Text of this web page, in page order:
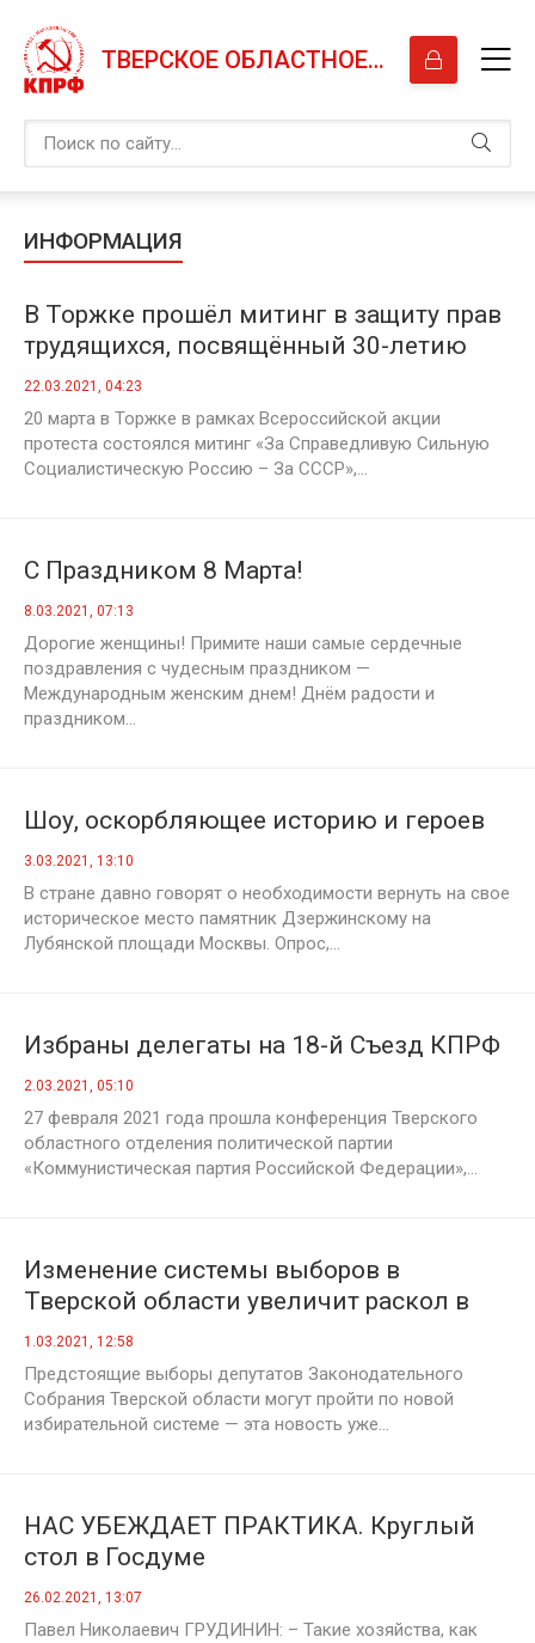
ТВЕРСКОЕ ОБЛАСТНОЕ ОТДЕЛЕНИЕ КПРФ
ИНФОРМАЦИЯ
В Торжке прошёл митинг в защиту прав
трудящихся, посвящённый 30-летию
референдума о сохранении СССР
22.03.2021, 04:23
20 марта в Торжке в рамках Всероссийской акции
протеста состоялся митинг «За Справедливую Сильную
Социалистическую Россию – За СССР»,...
С Праздником 8 Марта!
8.03.2021, 07:13
Дорогие женщины! Примите наши самые сердечные
поздравления с чудесным праздником —
Международным женским днем! Днём радости и
праздником...
Шоу, оскорбляющее историю и героев
3.03.2021, 13:10
В стране давно говорят о необходимости вернуть на свое
историческое место памятник Дзержинскому на
Лубянской площади Москвы. Опрос,...
Избраны делегаты на 18-й Съезд КПРФ
2.03.2021, 05:10
27 февраля 2021 года прошла конференция Тверского
областного отделения политической партии
«Коммунистическая партия Российской Федерации»,...
Изменение системы выборов в
Тверской области увеличит раскол в
обществе, полагает Андрей Истомин
1.03.2021, 12:58
Предстоящие выборы депутатов Законодательного
Собрания Тверской области могут пройти по новой
избирательной системе — эта новость уже...
НАС УБЕЖДАЕТ ПРАКТИКА. Круглый
стол в Госдуме
26.02.2021, 13:07
Павел Николаевич ГРУДИНИН: – Такие хозяйства, как